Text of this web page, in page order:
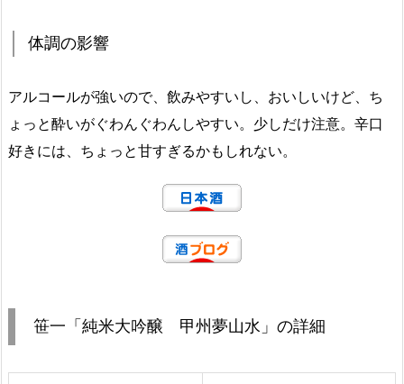
体調の影響
アルコールが強いので、飲みやすいし、おいしいけど、ち
ょっと酔いがぐわんぐわんしやすい。少しだけ注意。辛口
好きには、ちょっと甘すぎるかもしれない。
笹一「純米大吟醸 甲州夢山水」の詳細